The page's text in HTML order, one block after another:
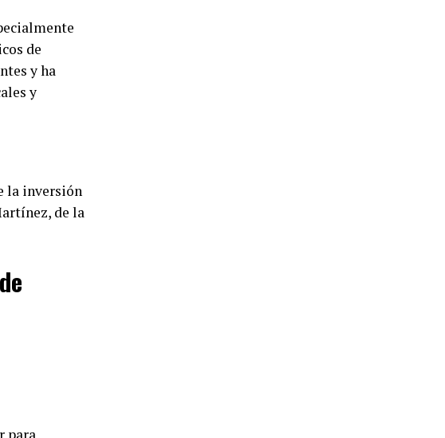
de
y ha
y
la inversión
de la
para